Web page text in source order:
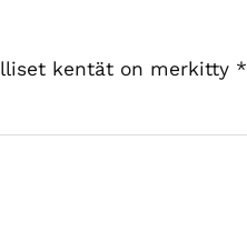
kentät on merkitty *